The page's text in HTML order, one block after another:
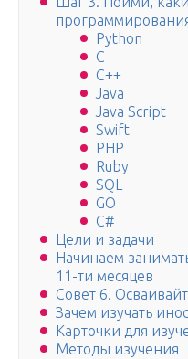
Python
С
С++
Java
Java Script
Swift
РНР
Ruby
SQL
GO
C#
Цели и задачи
Начинаем
11-ти месяцев
Совет 6.
Зачем изучать
Карточки для
Методы изучения